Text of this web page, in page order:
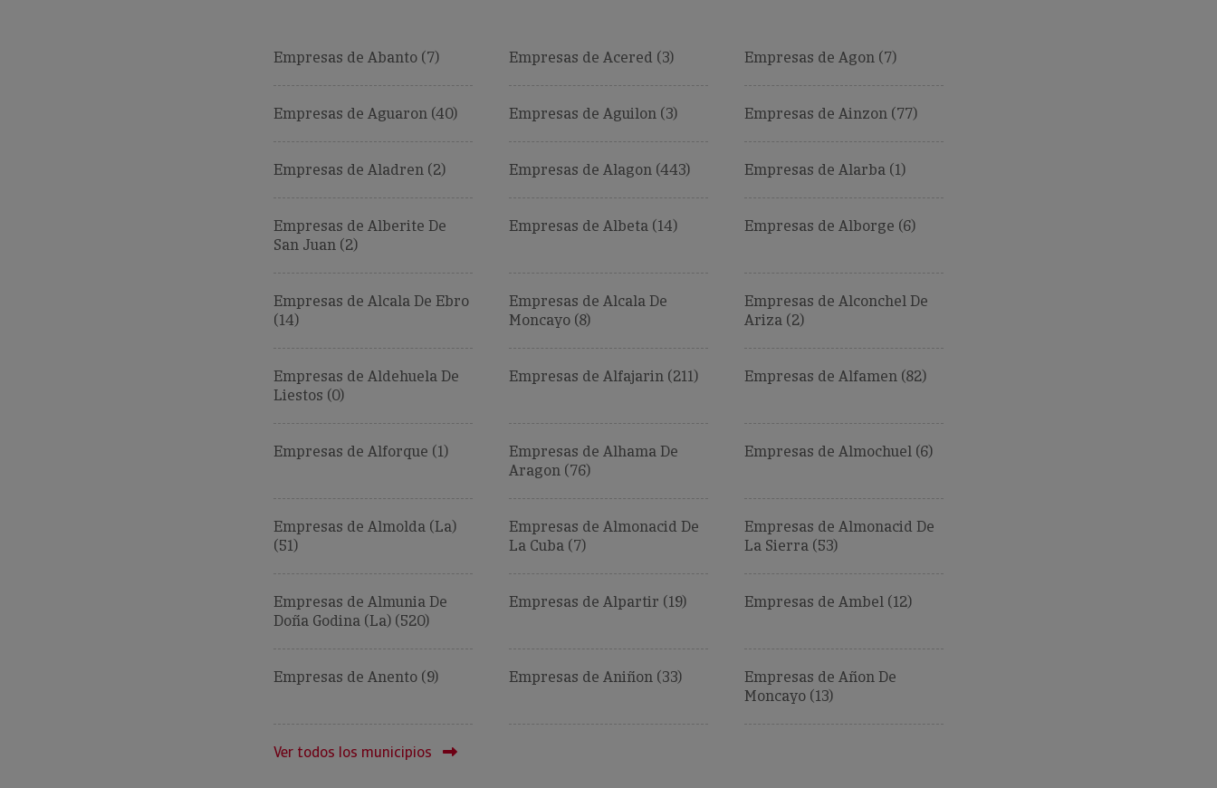
Empresas de Abanto (7) Empresas de Acered (3) Empresas de Agon (7)
Empresas de Aguaron (40) Empresas de Aguilon (3) Empresas de Ainzon (77)
Empresas de Aladren (2) Empresas de Alagon (443) Empresas de Alarba (1)
Empresas de Alberite De
San Juan (2)
Empresas de Albeta (14) Empresas de Alborge (6)
Empresas de Alcala De Ebro
(14)
Empresas de Alcala De
Moncayo (8)
Empresas de Alconchel De
Ariza (2)
Empresas de Aldehuela De
Liestos (0)
Empresas de Alfajarin (211) Empresas de Alfamen (82)
Empresas de Alforque (1)
Empresas de Alhama De
Aragon (76)
Empresas de Almochuel (6)
Empresas de Almolda (La)
(51)
Empresas de Almonacid De
La Cuba (7)
Empresas de Almonacid De
La Sierra (53)
Empresas de Almunia De
Doña Godina (La) (520)
Empresas de Alpartir (19) Empresas de Ambel (12)
Empresas de Anento (9) Empresas de Aniñon (33)
Empresas de Añon De
Moncayo (13)
Ver todos los municipios